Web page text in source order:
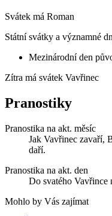
Svátek má Roman
Státní svátky a významné
Mezinárodní den
Zítra má svátek Vavřinec
Pranostiky
Pranostika na akt. měsíc
Jak Vavřinec zavaří,
daří.
Pranostika na akt. den
Do svatého Vavřince
Mohlo by Vás zajímat